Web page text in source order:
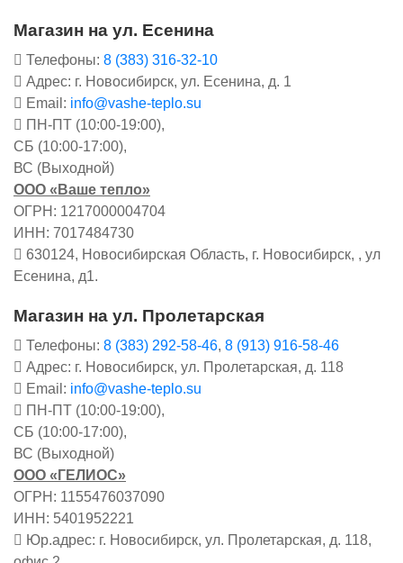
Магазин на ул. Есенина
Телефоны: 8 (383) 316-32-10
Адрес: г. Новосибирск, ул. Есенина, д. 1
Email: info@vashe-teplo.su
ПН-ПТ (10:00-19:00),
СБ (10:00-17:00),
ВС (Выходной)
ООО «Ваше тепло»
ОГРН: 1217000004704
ИНН: 7017484730
630124, Новосибирская Область, г. Новосибирск, , ул
Есенина, д1.
Магазин на ул. Пролетарская
Телефоны: 8 (383) 292-58-46, 8 (913) 916-58-46
Адрес: г. Новосибирск, ул. Пролетарская, д. 118
Email: info@vashe-teplo.su
ПН-ПТ (10:00-19:00),
СБ (10:00-17:00),
ВС (Выходной)
ООО «ГЕЛИОС»
ОГРН: 1155476037090
ИНН: 5401952221
Юр.адрес: г. Новосибирск, ул. Пролетарская, д. 118,